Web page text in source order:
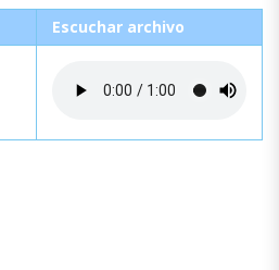
Escuchar archivo